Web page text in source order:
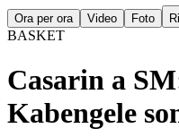
Ora per ora Video Foto
BASKET
Casarin a
Kabengele